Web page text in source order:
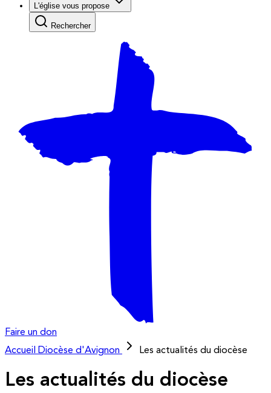
L'église vous propose
Rechercher
Faire un don
Accueil
Diocèse d'Avignon Les actualités du diocèse
Les actualités du diocèse